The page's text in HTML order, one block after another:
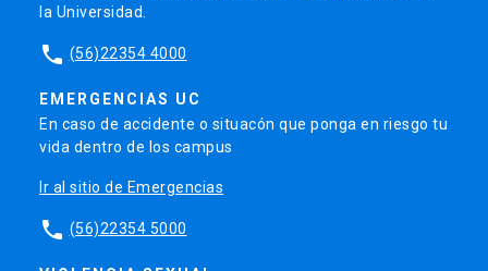
la Universidad.
phone (56)22354 4000
EMERGENCIAS UC
En caso de accidente o situacón que ponga en riesgo tu
vida dentro de los campus
Ir al sitio de Emergencias
phone (56)22354 5000